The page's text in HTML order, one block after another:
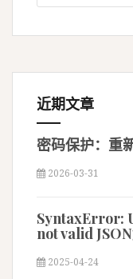
近期文章
密码保护：重
2026-03-31
SyntaxError:
not valid
2025-04-24